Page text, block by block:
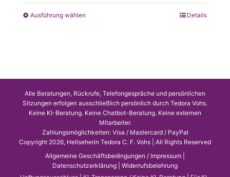
bis
180.00 CHF
Ausführung wählen
Varianten
auf.
Die
können
auf
der
Details
Alle Beratungen, Rückrufe, Telefongespräche und persönlichen
Sitzungen erfolgen ausschließlich persönlich durch Tedora Vohs.
Keine KI-Beratung. Keine Chatbot-Beratung. Keine externen
Mitarbeiter.
Zahlungsmöglichkeiten: Visa / Mastercard / PayPal
Copyright 2026, Hellseherin Tedora C. F. Vohs | All Rights Reserved
Allgemeine Geschäftsbedingungen / Impressum
Datenschutzerklärung
Widerrufsbelehrung